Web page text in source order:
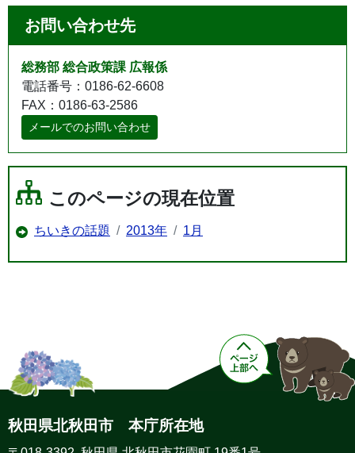
お問い合わせ先
総務部 総合政策課 広報係
電話番号：0186-62-6608
FAX：0186-63-2586
メールでのお問い合わせ
このページの現在位置
ちいきの話題 2013年 1月
秋田県北秋田市 本庁所在地